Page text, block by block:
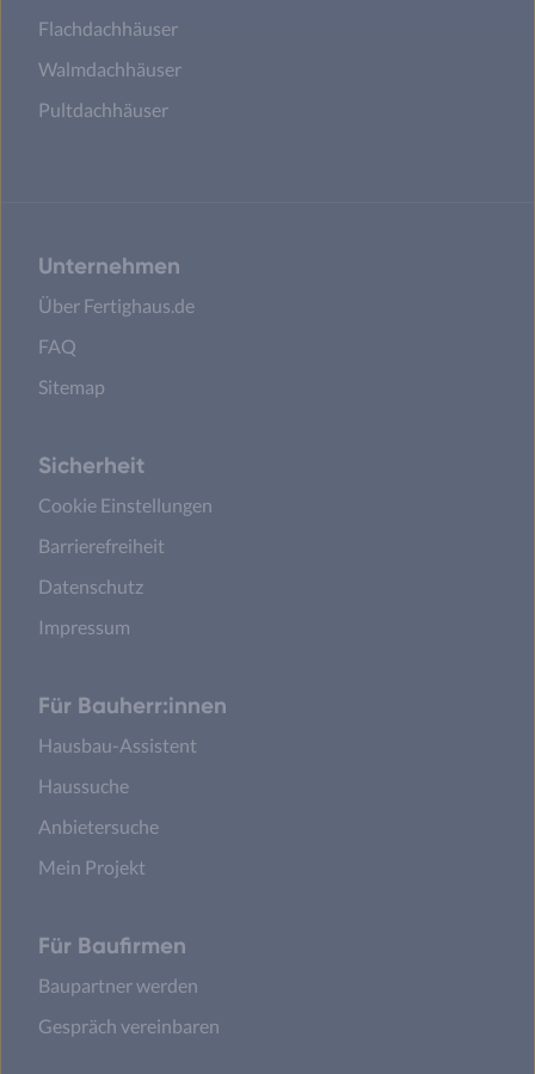
Flachdachhäuser
Walmdachhäuser
Pultdachhäuser
Unternehmen
Über Fertighaus.de
FAQ
Sitemap
Sicherheit
Cookie Einstellungen
Barrierefreiheit
Datenschutz
Impressum
Für Bauherr:innen
Hausbau-Assistent
Haussuche
Anbietersuche
Mein Projekt
Für Baufirmen
Baupartner werden
Gespräch vereinbaren